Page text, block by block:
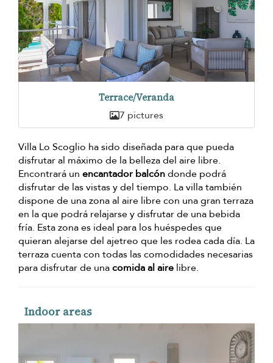
Terrace/Veranda
7 pictures
Villa Lo Scoglio ha sido diseñada para que pueda
disfrutar al máximo de la belleza del aire libre.
Encontrará un encantador balcóndonde podrá
disfrutar de las vistas y del tiempo. La villa también
dispone de una zona al aire libre con una gran terraza
en la que podrá relajarse y disfrutar de una bebida
fría. Esta zona es ideal para los huéspedes que
quieran alejarse del ajetreo que les rodea cada día. La
terraza cuenta con todas las comodidades necesarias
para disfrutar de unacomida al aire libre.
Indoor areas